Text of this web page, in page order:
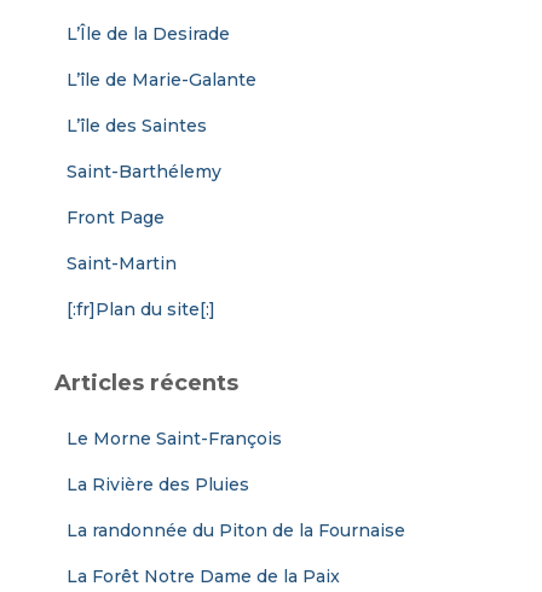
L’Île de la Desirade
L’île de Marie-Galante
L’île des Saintes
Saint-Barthélemy
Front Page
Saint-Martin
[:fr]Plan du site[:]
Articles récents
Le Morne Saint-François
La Rivière des Pluies
La randonnée du Piton de la Fournaise
La Forêt Notre Dame de la Paix